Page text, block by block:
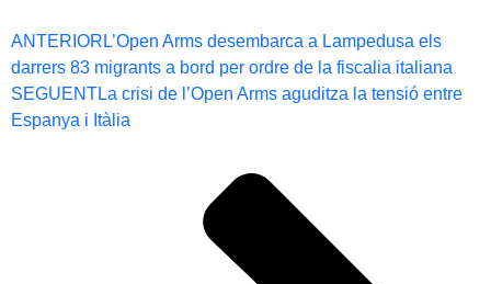
ANTERIOR L’Open Arms desembarca a Lampedusa els
darrers 83 migrants a bord per ordre de la fiscalia italiana
SEGUENTLa crisi de l’Open Arms aguditza la tensió entre
Espanya i Itàlia